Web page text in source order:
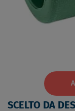
SCELTO DA